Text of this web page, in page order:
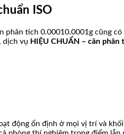
ISO
phân tích 0.0001 0.0001g cũng
dịch vụ HIỆU CHUẨN – cân
động ổn định ở mọi vị trí và